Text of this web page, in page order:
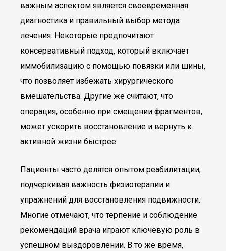
важным аспектом является своевременная
диагностика и правильный выбор метода
лечения. Некоторые предпочитают
консервативный подход, который включает
иммобилизацию с помощью повязки или шины,
что позволяет избежать хирургического
вмешательства. Другие же считают, что
операция, особенно при смещении фрагментов,
может ускорить восстановление и вернуть к
активной жизни быстрее.
Пациенты часто делятся опытом реабилитации,
подчеркивая важность физиотерапии и
упражнений для восстановления подвижности.
Многие отмечают, что терпение и соблюдение
рекомендаций врача играют ключевую роль в
успешном выздоровлении. В то же время,